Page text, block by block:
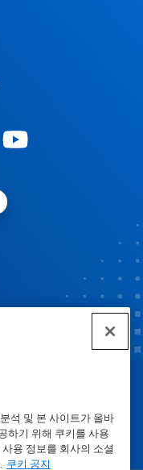
석 및 본 사이트가 올바
하기 위해 쿠키를 사용
용 정보를 회사의 소셜
쿠키 공지
호방침|이용약관